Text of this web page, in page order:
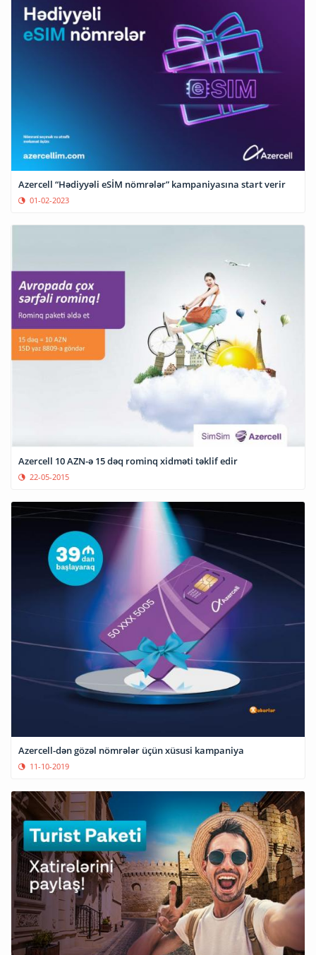
Azercell “Hədiyyəli eSİM nömrələr” kampaniyasına start verir
01-02-2023
Azercell 10 AZN-ə 15 dəq rominq xidməti təklif edir
22-05-2015
Azercell-dən gözəl nömrələr üçün xüsusi kampaniya
11-10-2019